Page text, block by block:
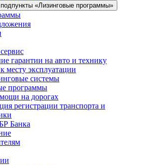
подпункты «Лизинговые программы»
гарантии на авто и технику
месту эксплуатации
системы
программы
на дорогах
регистрации транспорта и
Банка